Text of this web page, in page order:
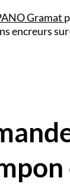
Gramat
encreurs